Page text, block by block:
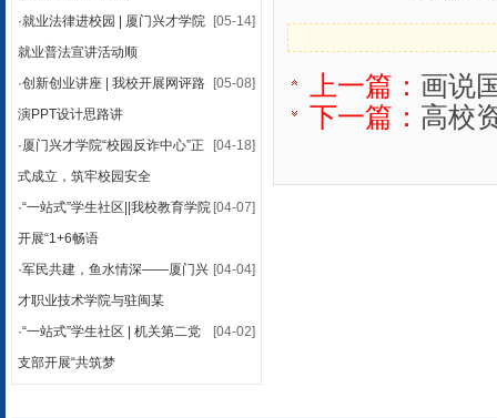
[05-14]
·就业法律进校园 | 厦门兴才学院
就业普法宣讲活动顺
[05-08]
·创新创业讲座 | 我校开展网评路
演PPT设计思路讲
[04-18]
·厦门兴才学院“校园反诈中心”正
式成立，筑牢校园安全
[04-07]
·“一站式”学生社区||我校教育学院
开展“1+6畅语
[04-04]
·军民共建，鱼水情深——厦门兴
才职业技术学院与驻闽某
[04-02]
·“一站式”学生社区 | 机关第二党
支部开展“共筑梦
上一篇： 画说
下一篇： 高校